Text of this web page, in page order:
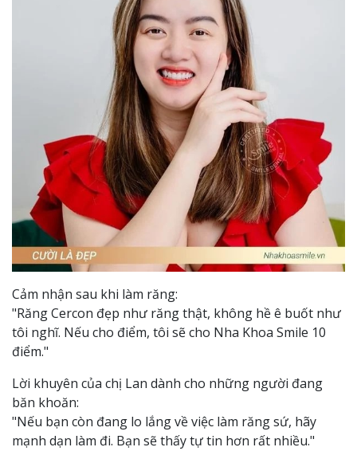
Cảm nhận sau khi làm răng:
"Răng Cercon đẹp như răng thật, không hề ê buốt như
tôi nghĩ. Nếu cho điểm, tôi sẽ cho Nha Khoa Smile 10
điểm."
Lời khuyên của chị Lan dành cho những người đang
băn khoăn:
"Nếu bạn còn đang lo lắng về việc làm răng sứ, hãy
mạnh dạn làm đi. Bạn sẽ thấy tự tin hơn rất nhiều."